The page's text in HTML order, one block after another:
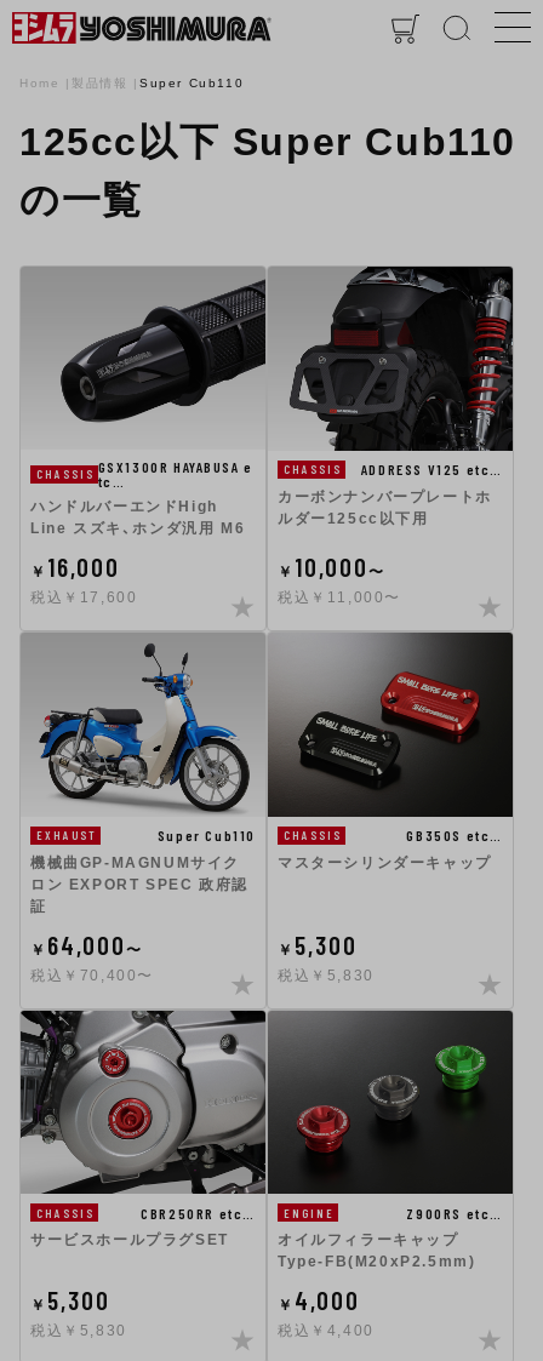
Home 製品情報 Super Cub110
125cc以下 Super Cub110
の一覧
CHASSIS GSX1300R HAYABUSA e
tc…
ハンドルバーエンドHigh
Line スズキ、ホンダ汎用 M6
￥ 16,000
税込￥17,600
CHASSIS
ADDRESS V125 etc…
カーボンナンバープレートホ
ルダー125cc以下用
￥ 10,000〜
税込￥11,000〜
EXHAUST
Super Cub110
機械曲GP-MAGNUMサイク
ロン EXPORT SPEC 政府認
証
￥ 64,000〜
税込￥70,400〜
CHASSIS
GB350S etc…
マスターシリンダーキャップ
￥ 5,300
税込￥5,830
CHASSIS
CBR250RR etc…
サービスホールプラグSET
￥ 5,300
税込￥5,830
ENGINE
Z900RS etc…
オイルフィラーキャップ
Type-FB(M20xP2.5mm)
￥ 4,000
税込￥4,400